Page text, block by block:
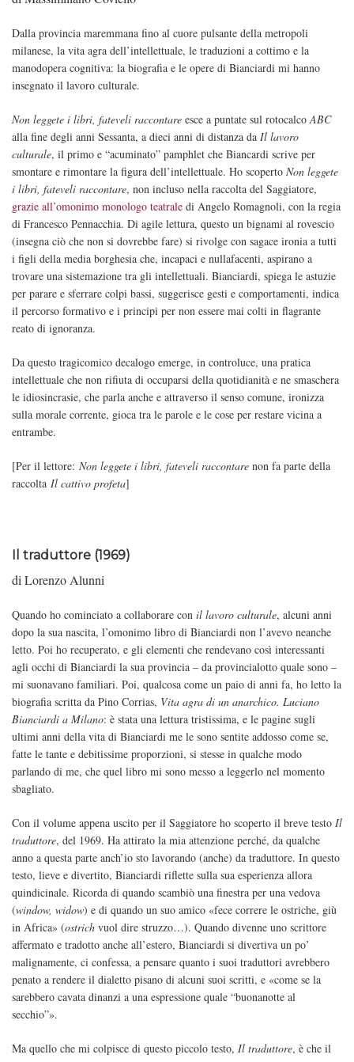
Dalla provincia maremmana fino al cuore pulsante della metropoli
milanese, la vita agra dell’intellettuale, le traduzioni a cottimo e la
manodopera cognitiva: la biografia e le opere di Bianciardi mi hanno
insegnato il lavoro culturale.
Non leggete i libri, fateveli raccontare esce a puntate sul rotocalco ABC
alla fine degli anni Sessanta, a dieci anni di distanza da Il lavoro
culturale, il primo e “acuminato” pamphlet che Biancardi scrive per
smontare e rimontare la figura dell’intellettuale. Ho scoperto Non leggete
i libri, fateveli raccontare, non incluso nella raccolta del Saggiatore,
grazie all’omonimo monologo teatrale di Angelo Romagnoli, con la regia
di Francesco Pennacchia. Di agile lettura, questo un bignami al rovescio
(insegna ciò che non si dovrebbe fare) si rivolge con sagace ironia a tutti
i figli della media borghesia che, incapaci e nullafacenti, aspirano a
trovare una sistemazione tra gli intellettuali. Bianciardi, spiega le astuzie
per parare e sferrare colpi bassi, suggerisce gesti e comportamenti, indica
il percorso formativo e i principi per non essere mai colti in flagrante
reato di ignoranza.
Da questo tragicomico decalogo emerge, in controluce, una pratica
intellettuale che non rifiuta di occuparsi della quotidianità e ne smaschera
le idiosincrasie, che parla anche e attraverso il senso comune, ironizza
sulla morale corrente, gioca tra le parole e le cose per restare vicina a
entrambe.
[Per il lettore: Non leggete i libri, fateveli raccontare non fa parte della
raccolta Il cattivo profeta]
Il traduttore (1969)
di Lorenzo Alunni
Quando ho cominciato a collaborare con il lavoro culturale, alcuni anni
dopo la sua nascita, l’omonimo libro di Bianciardi non l’avevo neanche
letto. Poi ho recuperato, e gli elementi che rendevano così interessanti
agli occhi di Bianciardi la sua provincia – da provincialotto quale sono –
mi suonavano familiari. Poi, qualcosa come un paio di anni fa, ho letto la
biografia scritta da Pino Corrias, Vita agra di un anarchico. Luciano
Bianciardi a Milano: è stata una lettura tristissima, e le pagine sugli
ultimi anni della vita di Bianciardi me le sono sentite addosso come se,
fatte le tante e debitissime proporzioni, si stesse in qualche modo
parlando di me, che quel libro mi sono messo a leggerlo nel momento
sbagliato.
Con il volume appena uscito per il Saggiatore ho scoperto il breve testo Il
traduttore, del 1969. Ha attirato la mia attenzione perché, da qualche
anno a questa parte anch’io sto lavorando (anche) da traduttore. In questo
testo, lieve e divertito, Bianciardi riflette sulla sua esperienza allora
quindicinale. Ricorda di quando scambiò una finestra per una vedova
(window, widow) e di quando un suo amico «fece correre le ostriche, giù
in Africa» (ostrich vuol dire struzzo…). Quando divenne uno scrittore
affermato e tradotto anche all’estero, Bianciardi si divertiva un po’
malignamente, ci confessa, a pensare quanto i suoi traduttori avrebbero
penato a rendere il dialetto pisano di alcuni suoi scritti, e «come se la
sarebbero cavata dinanzi a una espressione quale “buonanotte al
secchio”».
Ma quello che mi colpisce di questo piccolo testo, Il traduttore, è che il